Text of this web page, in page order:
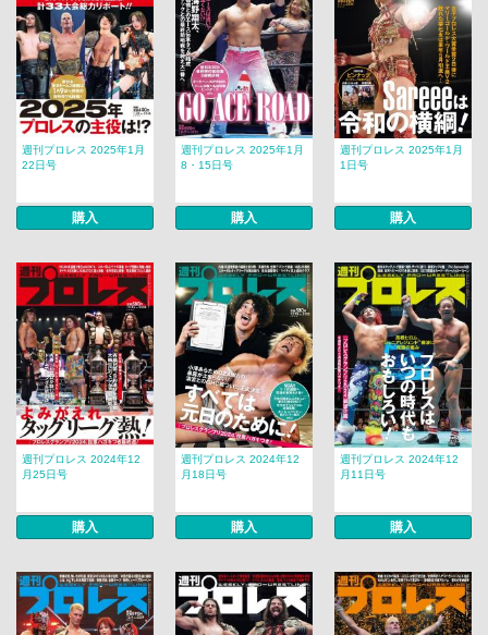
週刊プロレス 2025年1月
22日号
購入
週刊プロレス 2025年1月
8・15日号
購入
週刊プロレス 2025年1月
1日号
購入
週刊プロレス 2024年12
月25日号
購入
週刊プロレス 2024年12
月18日号
購入
週刊プロレス 2024年12
月11日号
購入